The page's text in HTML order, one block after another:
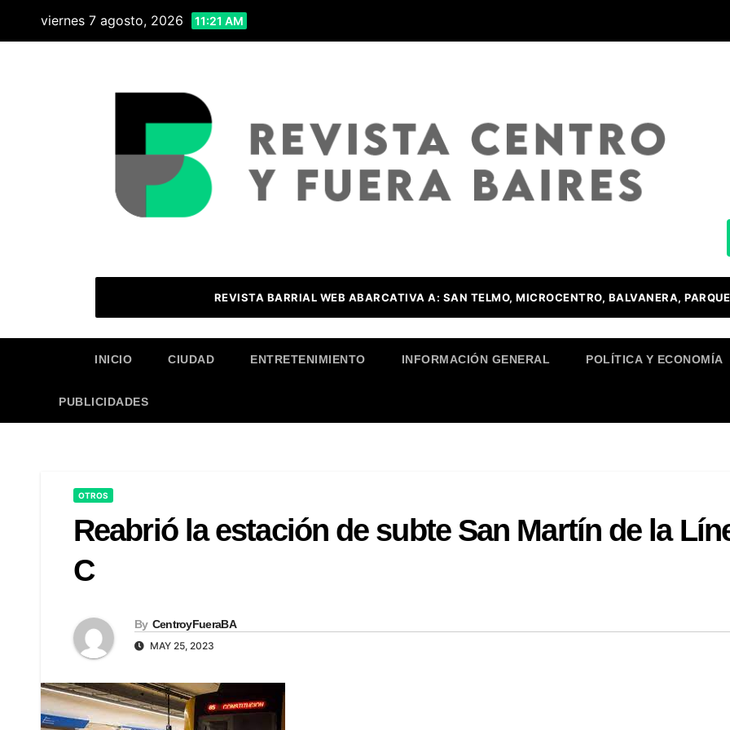
viernes 7 agosto, 2026 11:21 AM
REVISTA BARRIAL WEB ABARCATIVA A: SAN TELMO, MICROCENTRO, BALVANERA,
INICIO CIUDAD ENTRETENIMIENTO INFORMACIÓN GENERAL POLÍTICA Y ECONOMÍA
PUBLICIDADES
OTROS
Reabrió la estación de subte San Martín de la
C
By CentroyFueraBA
MAY 25, 2023